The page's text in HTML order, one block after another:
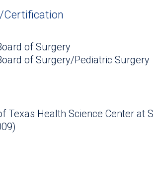
Certification
of Surgery
of Surgery/Pediatric Surgery
Texas Health Science Center at